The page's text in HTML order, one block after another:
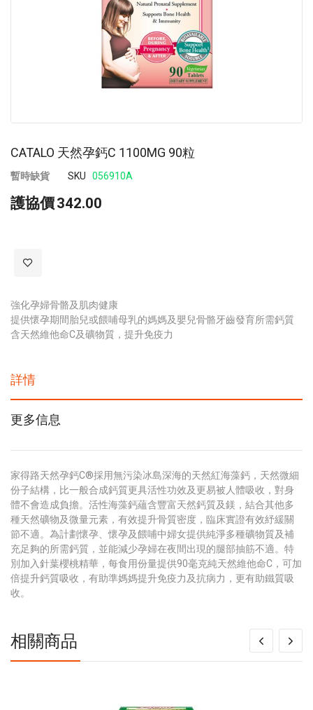
CATALO 天然孕鈣C 1100MG 90粒
暫時缺貨 SKU 056910A
護協價342.00
強化孕婦骨骼及肌肉健康
提供懷孕期間胎兒或餵哺母乳的媽媽及嬰兒骨骼牙齒發育所需鈣質
含天然維他命C及礦物質，提升免疫力
詳情
更多信息
家得路天然孕鈣C®採用無污染冰島深海的天然紅海藻鈣，天然微細
份子結構，比一般合成鈣質更具活性功效及更易被人體吸收，對身
體不會造成負擔。活性海藻鈣蘊含豐富天然鈣質及鎂，結合其他多
種天然礦物及微量元素，有效提升骨質密度，臨床實證有效紓緩關
節不適。為計劃懷孕、懷孕及餵哺中婦女提供純淨多種礦物質及補
充足夠的所需鈣質，並能減少孕婦在夜間出現的腿部抽筋不適。特
別加入針葉櫻桃精華，每食用份量提供90毫克純天然維他命C，可加
倍提升鈣質吸收，有助準媽媽提升免疫力及抗病力，更有助鐵質吸
收。
相關商品